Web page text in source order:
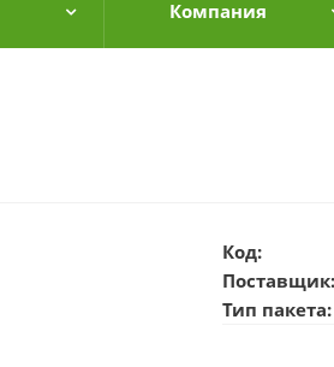
Компания
Код:
Поставщик:
Тип пакета: